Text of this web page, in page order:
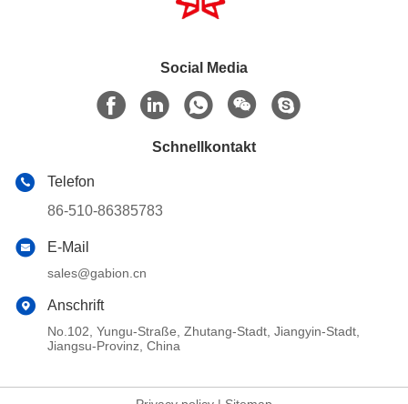
Social Media
Schnellkontakt
Telefon
86-510-86385783
E-Mail
sales@gabion.cn
Anschrift
No.102, Yungu-Straße, Zhutang-Stadt, Jiangyin-Stadt,
Jiangsu-Provinz, China